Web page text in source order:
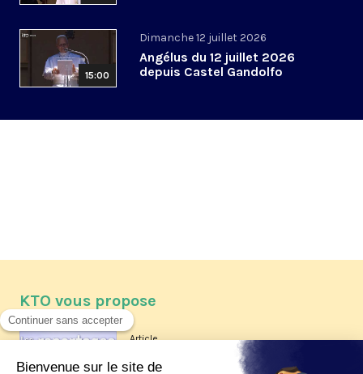
15:00
Dimanche 12 juillet 2026
Angélus du 12 juillet 2026
depuis Castel Gandolfo
KTO vous propose
Article
Les reportages d'été 2026 de KTO